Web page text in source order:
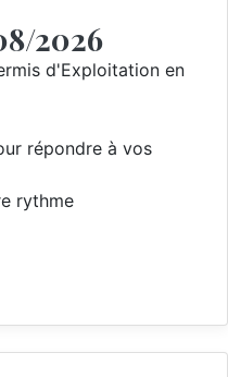
2026
d'Exploitation en
répondre à vos
rythme